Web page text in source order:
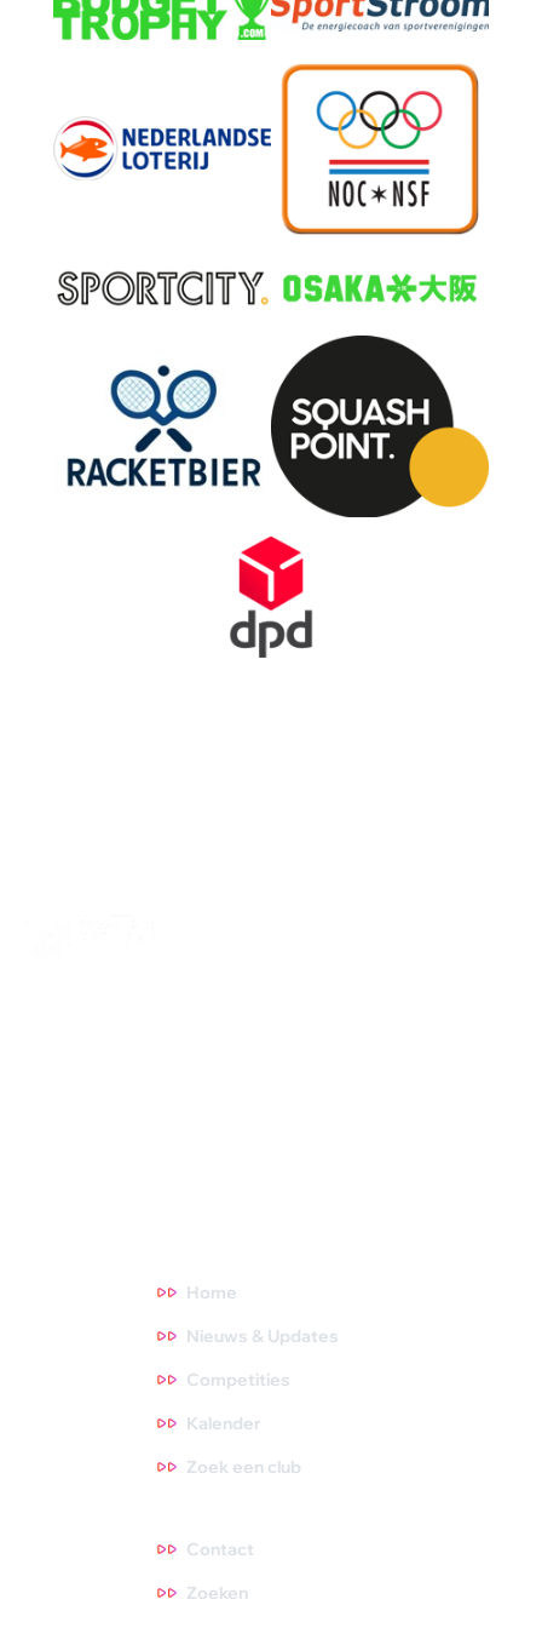
Home
Nieuws & Updates
Competities
Kalender
Zoek een club
Contact
Zoeken